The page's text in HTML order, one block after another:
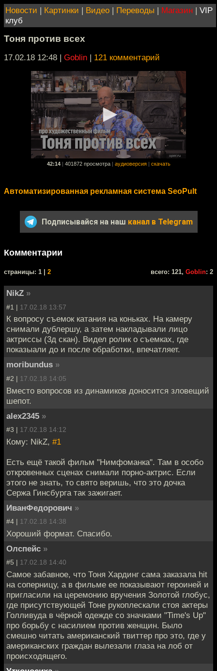
Новости | Картинки | Видео | Переводы | Магазин | VIP
клуб
Тоня против всех
17.02.18 12:48 | Goblin | 121 комментарий
42:14 401872 просмотра аудиоверсия скачать
Автоматизированная рекламная система SeoPult
Подписывайся на наш канал в Telegram
Комментарии
cтраницы: 1 | 2 всего: 121, Goblin: 2
NikZ »
#1 | 17.02.18 13:57
К вопросу съемок катания на коньках. На камеру
снимали дублершу, а затем накладывали лицо
актриссы (3д скан). Видел ролик о съемках, где
показыали до и после обработки, впечатляет.
moribundus »
#2 | 17.02.18 14:05
Вместо вопросов из динамиков доносится зловещий
шепот.
alex2345 »
#3 | 17.02.18 14:12
Кому: NikZ, #1
Есть ещё такой фильм "Нимфоманка". Там в особо
откровенных сценах снимали порно-актрис. Если
этого не знать, то свято веришь, что это дочка
Сержа Гинсбурга так зажигает.
ИванФедорович »
#4 | 17.02.18 14:38
Хороший формат. Спасибо.
Олспейс »
#5 | 17.02.18 14:40
Самое забавное, что Тоня Хардинг сама заказала hit
на соперницу, а в фильме ее показывают героиней и
пригласили на церемонию вручения Золотой глобус,
где присутствующей Тоне рукоплескали стоя актеры
Голливуда в чёрной одежде со значками "Time's Up"
про борьбу с насилием против женщин. Было
смешно читать американский твиттер про это, где у
американских граждан вылезали глаза на лоб от
происходящего.